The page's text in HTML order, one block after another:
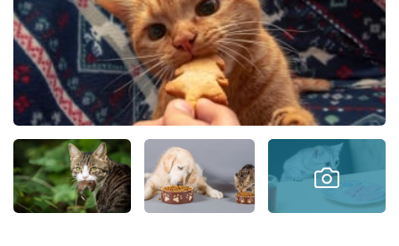
Sledujte prima+
Přihlášení
Sledujte nás